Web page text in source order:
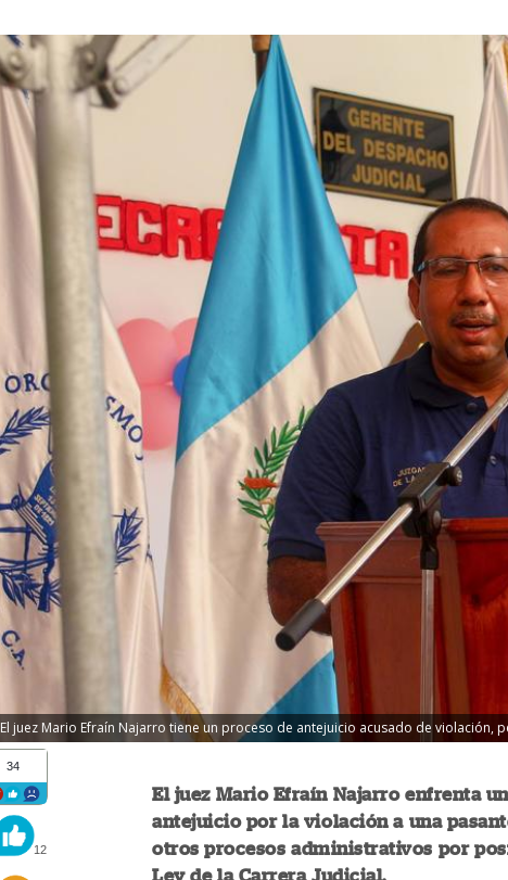
El juez Mario Efraín Najarro tiene un proceso de antejuicio acusado de
34
12
El juez Mario Efraín Najarro enfrenta
antejuicio por la violación a una
otros procesos administrativos por
Ley de la Carrera Judicial.